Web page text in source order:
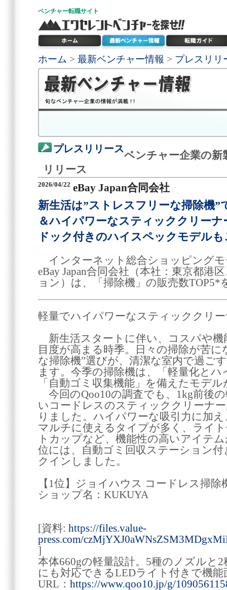
ベンチャー転職サイト
ホーム > 最新ベンチャー情報 > プレスリリ
プレスリリース
ベンチャー企業の新
リリース
2026/04/22 eBay Japan合同会社
新生活は”ストレスフリーな掃除機”
＆ハイパワーなスティッククリー
ドック付きのハイスペックモデルも
インターネット総合ショッピングモ
eBay Japan合同会社（本社：東京都港
ョン）は、「掃除機」の販売数TOP5*
軽量でハイパワーなスティッククリ
新生活スタートに伴い、コスパや機
目度が高まる時季。日々の掃除が苦
な掃除機”選びが、清潔な室内で過ご
ます。今季の掃除機は、「軽量化と
「自動ゴミ収集機能」を備えたモデ
今回のQoo10の調査でも、1kg前後
いコードレスのスティッククリーナ
りました。ハイパワーな吸引力に加
マルチに使えるタイプが多く、ライ
トカップなど、機能性の高いアイテ
位には、自動ゴミ回収ステーション
クインしました。
【1位】ジョイハウス コードレス掃除
ショップ名：KUKUYA
[資料: https://files.value-
press.com/
]
本体660gの軽量設計。5種のノズルと
にも対応できるLEDライト付きで機能
URL： https://www.qoo10.jp/g/